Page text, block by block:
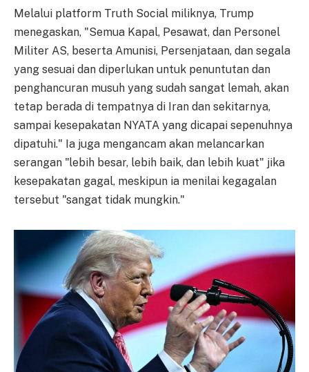
Melalui platform Truth Social miliknya, Trump
menegaskan, "Semua Kapal, Pesawat, dan Personel
Militer AS, beserta Amunisi, Persenjataan, dan segala
yang sesuai dan diperlukan untuk penuntutan dan
penghancuran musuh yang sudah sangat lemah, akan
tetap berada di tempatnya di Iran dan sekitarnya,
sampai kesepakatan NYATA yang dicapai sepenuhnya
dipatuhi." Ia juga mengancam akan melancarkan
serangan "lebih besar, lebih baik, dan lebih kuat" jika
kesepakatan gagal, meskipun ia menilai kegagalan
tersebut "sangat tidak mungkin."